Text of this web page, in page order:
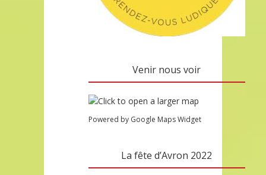
Venir nous voir
Powered by Google Maps Widget
La fête d’Avron 2022